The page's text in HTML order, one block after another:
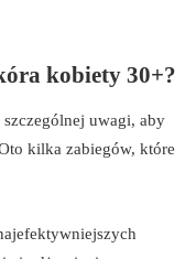
kobiety 30+?
szczególnej uwagi, aby
kilka zabiegów, które